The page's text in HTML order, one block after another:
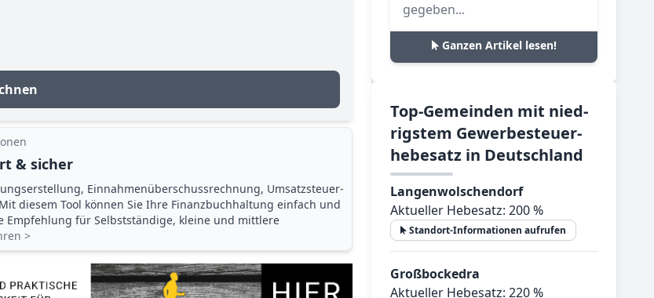
& sicher
Einnahmenüberschuss­rechnung, Umsatzsteuer­
diesem Tool können Sie Ihre Finanz­buchhaltung einfach und
Empfehlung für Selbstständige, kleine und mittlere
>
gegeben...
Ganzen Artikel lesen!
Top-­Ge­mein­den mit nied­
rig­stem Ge­wer­be­steu­er­
he­be­satz in Deutsch­land
Langenwolschendorf
Aktueller Hebesatz: 200 %
Standort-Informationen aufrufen
Großbockedra
Aktueller Hebesatz: 220 %